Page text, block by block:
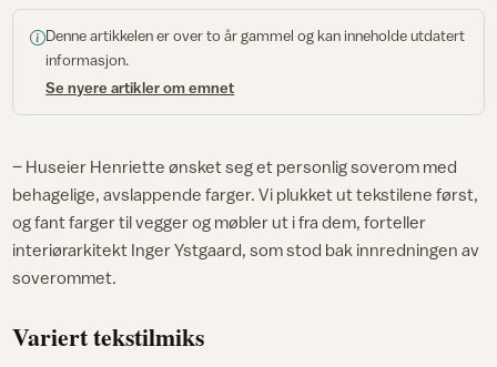
Denne artikkelen er over to år gammel og kan inneholde utdatert
informasjon.
Se nyere artikler om emnet
– Huseier Henriette ønsket seg et personlig soverom med
behagelige, avslappende farger. Vi plukket ut tekstilene først,
og fant farger til vegger og møbler ut i fra dem, forteller
interiørarkitekt Inger Ystgaard, som stod bak innredningen av
soverommet.
Variert tekstilmiks